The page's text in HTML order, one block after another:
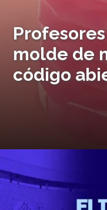
molde de
código
o
logo